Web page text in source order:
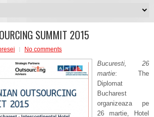
SUMMIT 2O15
No comments
Bucuresti, 26
martie: The
Diplomat
Bucharest
organizeaza pe
26 martie, Hotel